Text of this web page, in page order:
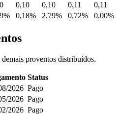
0,10 0,10 0,11
0,11
0,18% 2,79% 0,72% 0,00%
proventos distribuídos.
Status
2026 Pago
2026 Pago
2026 Pago